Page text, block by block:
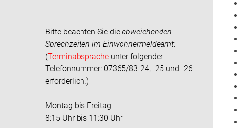
Bitte beachten Sie die abweichenden
Sprechzeiten im Einwohnermeldeamt:
(Terminabsprache unter folgender
Telefonnummer: 07365/83-24, -25 und -26
erforderlich.)
Montag bis Freitag
8:15 Uhr bis 11:30 Uhr